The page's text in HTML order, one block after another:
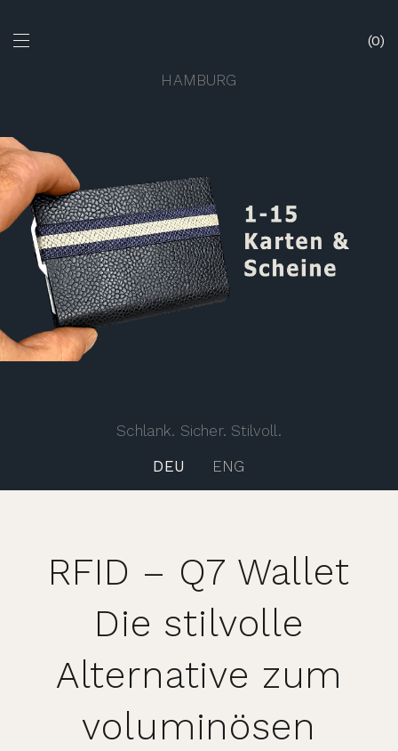
0
HAMBURG
Schlank. Sicher. Stilvoll.
DEU
ENG
RFID – Q7 Wallet
Die stilvolle
Alternative zum
voluminösen